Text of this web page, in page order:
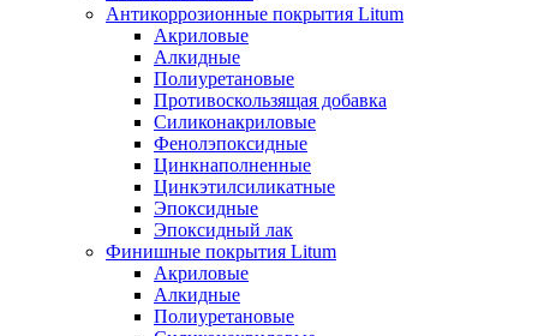
Антикоррозионные покрытия Litum
Акриловые
Алкидные
Полиуретановые
Противоскользящая добавка
Силиконакриловые
Фенолэпоксидные
Цинкнаполненные
Цинкэтилсиликатные
Эпоксидные
Эпоксидный лак
Финишные покрытия Litum
Акриловые
Алкидные
Полиуретановые